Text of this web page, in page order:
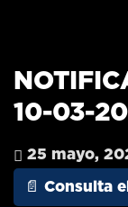
10-03-
25 mayo,
📄 Consulta